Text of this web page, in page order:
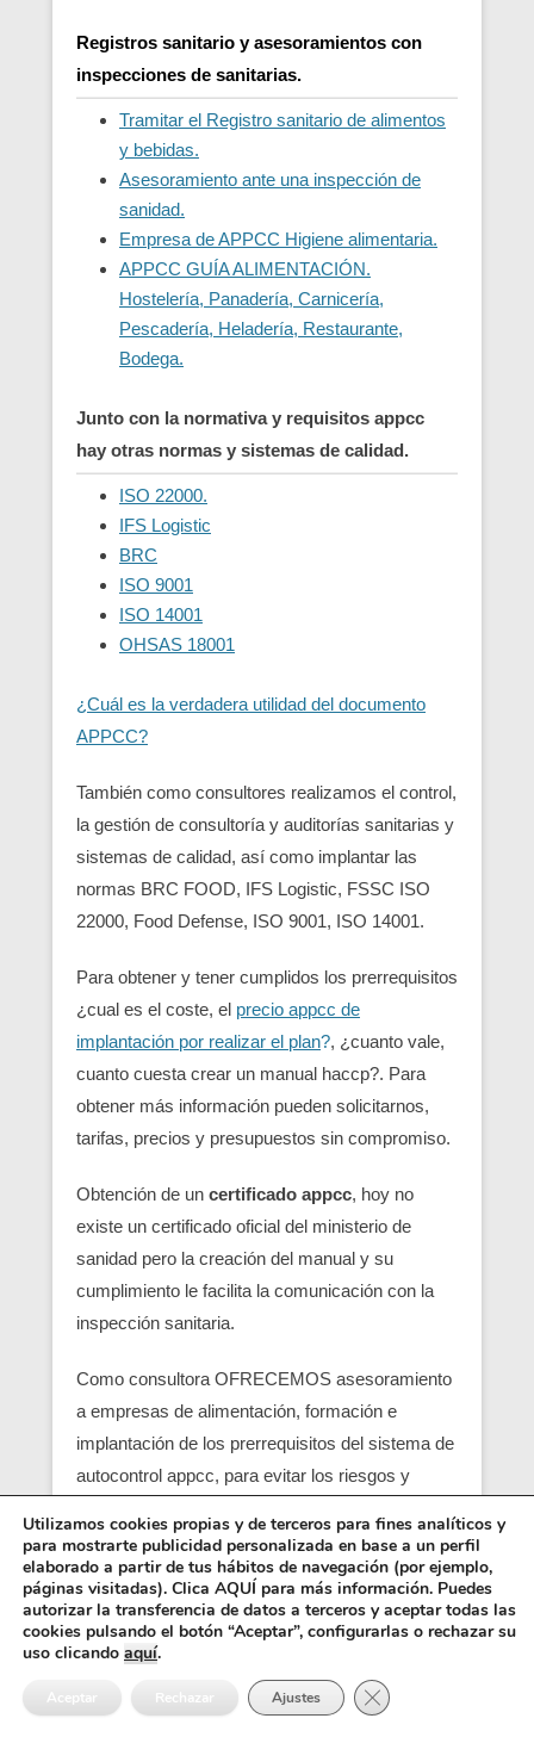
Registros sanitario y asesoramientos con
inspecciones de sanitarias.
Tramitar el Registro sanitario de alimentos
y bebidas.
Asesoramiento ante una inspección de
sanidad.
Empresa de APPCC Higiene alimentaria.
APPCC GUÍA ALIMENTACIÓN.
Hostelería, Panadería, Carnicería,
Pescadería, Heladería, Restaurante,
Bodega.
Junto con la normativa y requisitos appcc
hay otras normas y sistemas de calidad.
ISO 22000.
IFS Logistic
BRC
ISO 9001
ISO 14001
OHSAS 18001
¿Cuál es la verdadera utilidad del documento
APPCC?
También como consultores realizamos el control,
la gestión de consultoría y auditorías sanitarias y
sistemas de calidad, así como implantar las
normas BRC FOOD, IFS Logistic, FSSC ISO
22000, Food Defense, ISO 9001, ISO 14001.
Para obtener y tener cumplidos los prerrequisitos
¿cual es el coste, el precio appcc de
implantación por realizar el plan?, ¿cuanto vale,
cuanto cuesta crear un manual haccp?. Para
obtener más información pueden solicitarnos,
tarifas, precios y presupuestos sin compromiso.
Obtención de un certificado appcc, hoy no
existe un certificado oficial del ministerio de
sanidad pero la creación del manual y su
cumplimiento le facilita la comunicación con la
inspección sanitaria.
Como consultora OFRECEMOS asesoramiento
a empresas de alimentación, formación e
implantación de los prerrequisitos del sistema de
autocontrol appcc, para evitar los riesgos y
localizando en su empresa los pcc (puntos
críticos) y obtener un servicio con una correcta
seguridad alimentaria.
Entre los requisitos está el control y el análisis de
cada punto crítico, junto con el registro sanitario,
Utilizamos cookies propias y de terceros para fines analíticos y
para mostrarte publicidad personalizada en base a un perfil
elaborado a partir de tus hábitos de navegación (por ejemplo,
páginas visitadas). Clica AQUÍ para más información. Puedes
autorizar la transferencia de datos a terceros y aceptar todas las
cookies pulsando el botón “Aceptar”, configurarlas o rechazar su
uso clicando aquí.
Aceptar Rechazar Ajustes Cerrar el banner de